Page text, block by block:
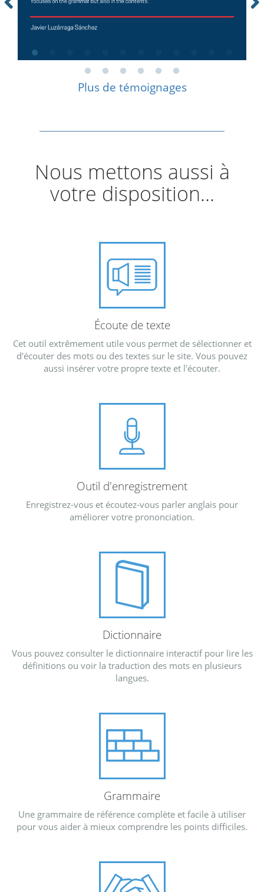
Plus de témoignages
Nous mettons aussi à
votre disposition...
Écoute de texte
Cet outil extrêmement utile vous permet de sélectionner et
d'écouter des mots ou des textes sur le site. Vous pouvez
aussi insérer votre propre texte et l'écouter.
Outil d'enregistrement
Enregistrez-vous et écoutez-vous parler anglais pour
améliorer votre prononciation.
Dictionnaire
Vous pouvez consulter le dictionnaire interactif pour lire les
définitions ou voir la traduction des mots en plusieurs
langues.
Grammaire
Une grammaire de référence complète et facile à utiliser
pour vous aider à mieux comprendre les points difficiles.